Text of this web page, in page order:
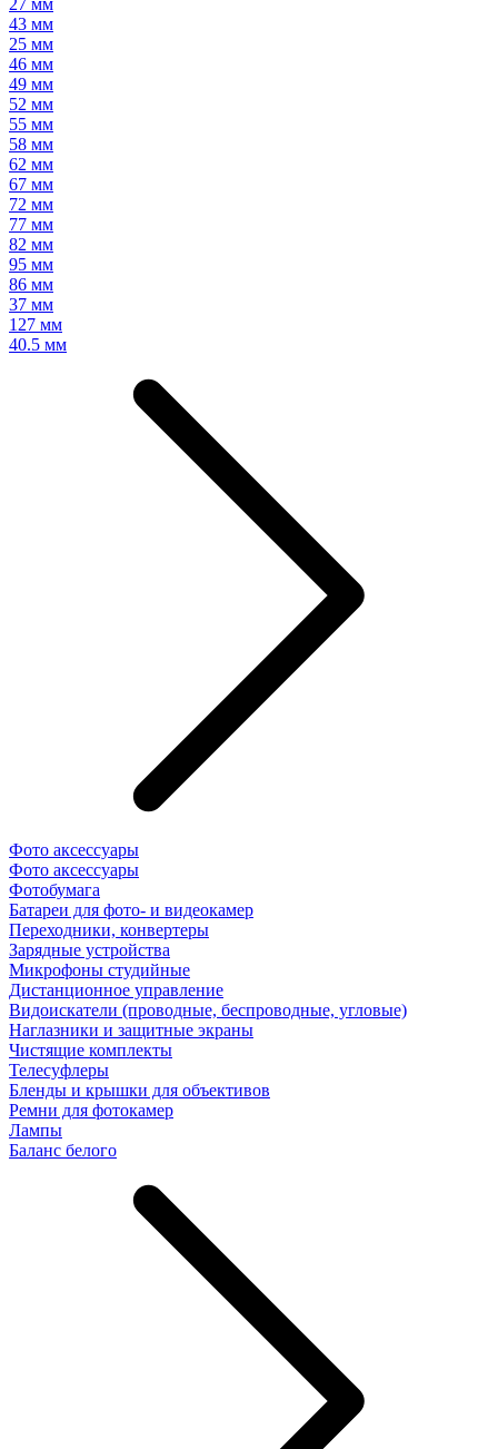
27 мм
43 мм
25 мм
46 мм
49 мм
52 мм
55 мм
58 мм
62 мм
67 мм
72 мм
77 мм
82 мм
95 мм
86 мм
37 мм
127 мм
40.5 мм
Фото аксессуары
Фото аксессуары
Фотобумага
Батареи для фото- и видеокамер
Переходники, конвертеры
Зарядные устройства
Микрофоны студийные
Дистанционное управление
Видоискатели (проводные, беспроводные, угловые)
Наглазники и защитные экраны
Чистящие комплекты
Телесуфлеры
Бленды и крышки для объективов
Ремни для фотокамер
Лампы
Баланс белого